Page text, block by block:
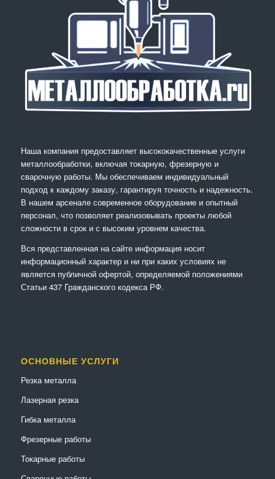
Наша компания предоставляет высококачественные услуги
металлообработки, включая токарную, фрезерную и
сварочную работы. Мы обеспечиваем индивидуальный
подход к каждому заказу, гарантируя точность и надежность.
В нашем арсенале современное оборудование и опытный
персонал, что позволяет реализовывать проекты любой
сложности в срок и с высоким уровнем качества.
Вся представленная на сайте информация носит
информационный характер и ни при каких условиях не
является публичной офертой, определяемой положениями
Статьи 437 Гражданского кодекса РФ.
ОСНОВНЫЕ УСЛУГИ
Резка металла
Лазерная резка
Гибка металла
Фрезерные работы
Токарные работы